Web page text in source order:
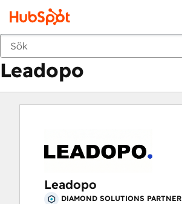
Marknadsplats
Leadopo
Leadopo
DIAMOND SOLUTIONS PARTNER